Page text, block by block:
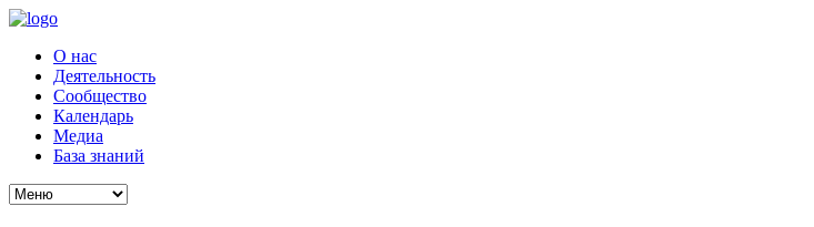
О нас
Деятельность
Сообщество
Календарь
Медиа
База знаний